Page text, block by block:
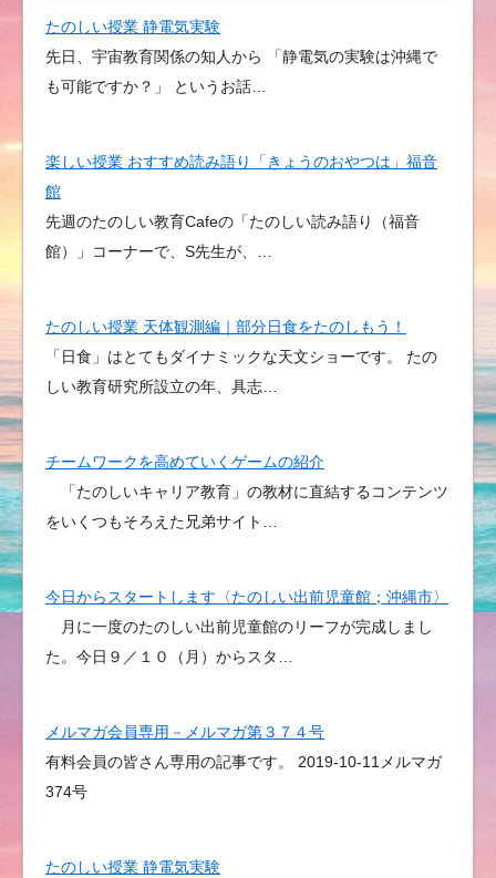
たのしい授業 静電気実験
先日、宇宙教育関係の知人から 「静電気の実験は沖縄で
も可能ですか？」 というお話…
楽しい授業 おすすめ読み語り「きょうのおやつは」福音
館
先週のたのしい教育Cafeの「たのしい読み語り（福音
館）」コーナーで、S先生が、…
たのしい授業 天体観測編｜部分日食をたのしもう！
「日食」はとてもダイナミックな天文ショーです。 たの
しい教育研究所設立の年、具志…
チームワークを高めていくゲームの紹介
「たのしいキャリア教育」の教材に直結するコンテンツ
をいくつもそろえた兄弟サイト…
今日からスタートします〈たのしい出前児童館；沖縄市〉
月に一度のたのしい出前児童館のリーフが完成しまし
た。今日９／１０（月）からスタ…
メルマガ会員専用－メルマガ第３７４号
有料会員の皆さん専用の記事です。 2019-10-11メルマガ
374号
たのしい授業 静電気実験